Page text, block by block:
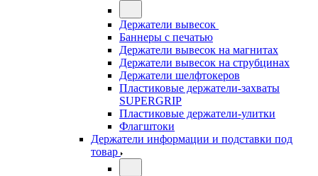
Держатели вывесок
Баннеры с печатью
Держатели вывесок на магнитах
Держатели вывесок на струбцинах
Держатели шелфтокеров
Пластиковые держатели-захваты
SUPERGRIP
Пластиковые держатели-улитки
Флагштоки
Держатели информации и подставки под
товар